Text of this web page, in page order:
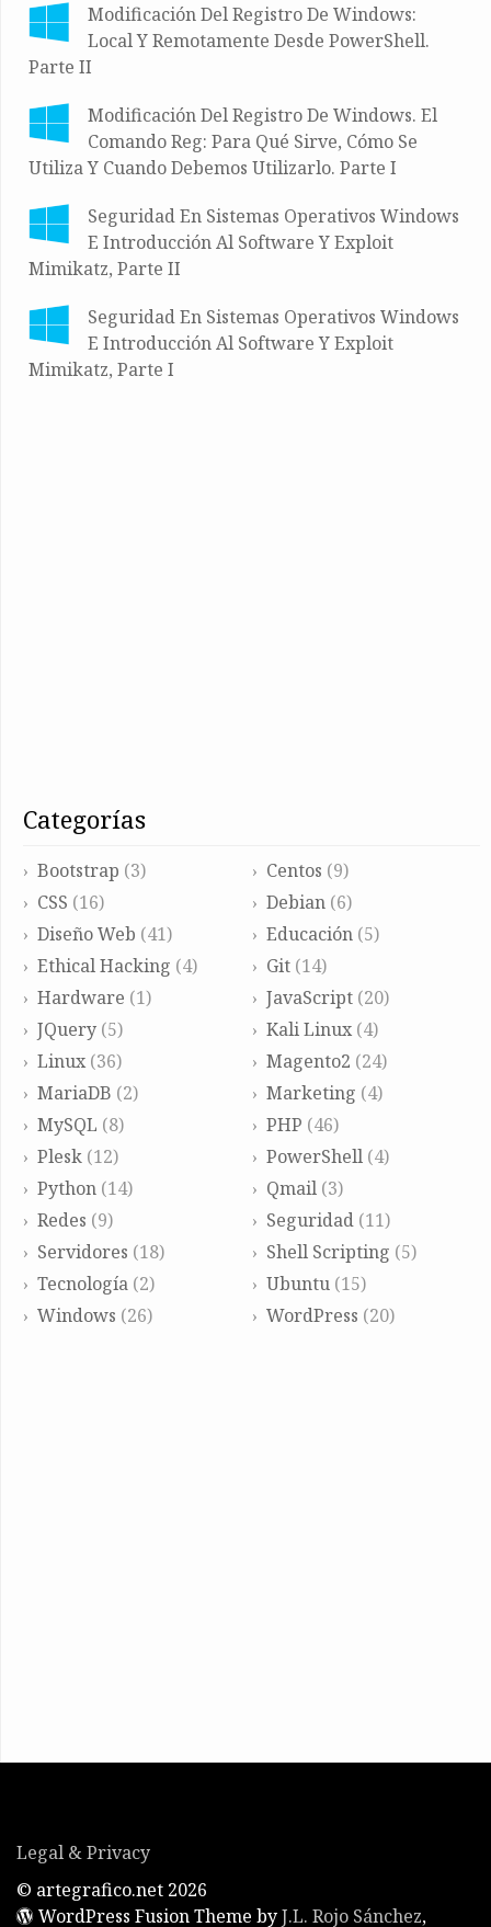
Modificación Del Registro De Windows:
Local Y Remotamente Desde PowerShell.
Parte II
Modificación Del Registro De Windows. El
Comando Reg: Para Qué Sirve, Cómo Se
Utiliza Y Cuando Debemos Utilizarlo. Parte I
Seguridad En Sistemas Operativos Windows
E Introducción Al Software Y Exploit
Mimikatz, Parte II
Seguridad En Sistemas Operativos Windows
E Introducción Al Software Y Exploit
Mimikatz, Parte I
categorías
Bootstrap (3) Centos (9)
CSS (16) Debian(6)
Diseño Web (41) Educación(5)
Ethical Hacking (4) Git(14)
Hardware (1) JavaScript(20)
JQuery (5) Kali Linux(4)
Linux (36) Magento2 (24)
MariaDB (2) Marketing (4)
MySQL (8) PHP (46)
Plesk (12) PowerShell(4)
Python (14) Qmail(3)
Redes (9) Seguridad(11)
Servidores (18) Shell Scripting (5)
Tecnología (2) Ubuntu(15)
Windows (26) WordPress (20)
Legal & Privacy
© artegrafico.net 2026
WordPress Fusion Theme byJ.L. Rojo Sánchez,